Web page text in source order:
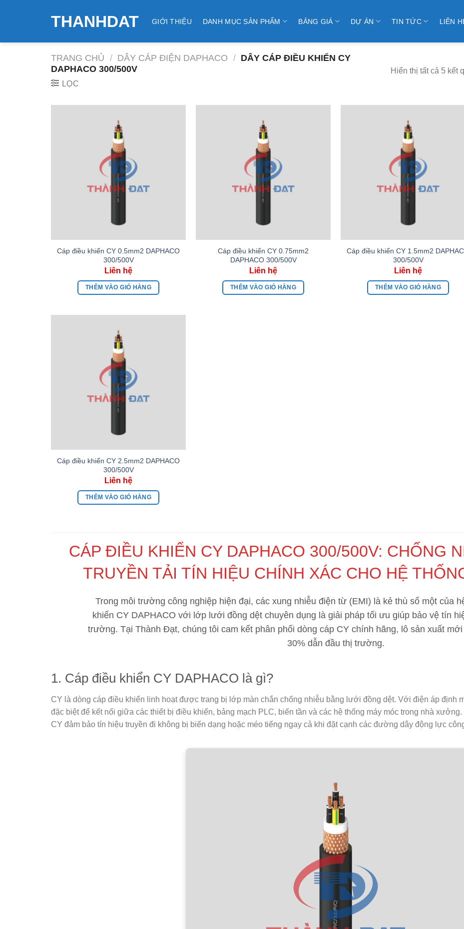
THANHDAT GIỚI THIỆU DANH MỤC SẢN PHẨM BẢNG GIÁ DỰ ÁN TIN TỨC LIÊN
TRANG CHỦ / DÂY CÁP ĐIỆN DAPHACO / DÂY CÁP ĐIỀU KHIỂN CY
DAPHACO 300/500V
LỌC
Hiển thị tất cả 5 kết
Cáp điều khiển CY 0.5mm2 DAPHACO
300/500V
THÊM VÀO GIỎ HÀNG
Cáp điều khiển CY 0.75mm2
DAPHACO 300/500V
THÊM VÀO GIỎ HÀNG
Cáp điều khiển CY 1.5mm2
300/500V
THÊM VÀO GIỎ HÀNG
Cáp điều khiển CY 2.5mm2 DAPHACO
300/500V
THÊM VÀO GIỎ HÀNG
CÁP ĐIỀU KHIỂN CY DAPHACO 300/500V: CHỐNG
TRUYỀN TẢI TÍN HIỆU CHÍNH XÁC CHO HỆ
Trong môi trường công nghiệp hiện đại, các xung nhiễu điện từ (EMI) là kẻ thù số một của
khiển CY DAPHACO với lớp lưới đồng dệt chuyên dụng là giải pháp tối ưu giúp bảo vệ tín
trường. Tại Thành Đạt, chúng tôi cam kết phân phối dòng cáp CY chính hãng, lô sản xuất
30% dẫn đầu thị trường.
1. Cáp điều khiển CY DAPHACO là gì?
CY là dòng cáp điều khiển linh hoạt được trang bị lớp màn chắn chống nhiễu bằng lưới đồng dệt. Với điện áp định
đặc biệt để kết nối giữa các thiết bị điều khiển, bảng mạch PLC, biến tần và các hệ thống máy móc trong nhà
CY đảm bảo tín hiệu truyền đi không bị biến dạng hoặc méo tiếng ngay cả khi đặt cạnh các đường dây động lực